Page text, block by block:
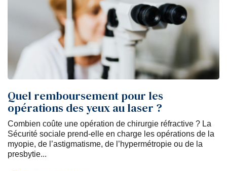
Quel remboursement pour les
opérations des yeux au laser ?
Combien coûte une opération de chirurgie réfractive ? La
Sécurité sociale prend-elle en charge les opérations de la
myopie, de l’astigmatisme, de l’hypermétropie ou de la
presbytie...